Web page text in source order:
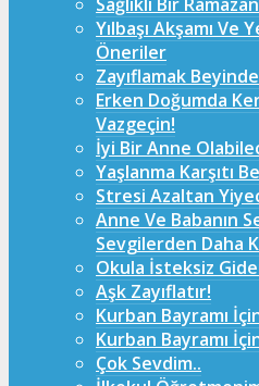
Yılbaşı Akşamı Ve
Öneriler
Zayıflamak
Erken Doğumda
Vazgeçin!
İyi Bir Anne
Yaşlanma Karşıtı
Stresi Azaltan
Anne Ve Babanın
Sevgilerden Daha
Okula İsteksiz
Aşk Zayıflatır!
Kurban Bayramı
Kurban Bayramı
Çok Sevdim..